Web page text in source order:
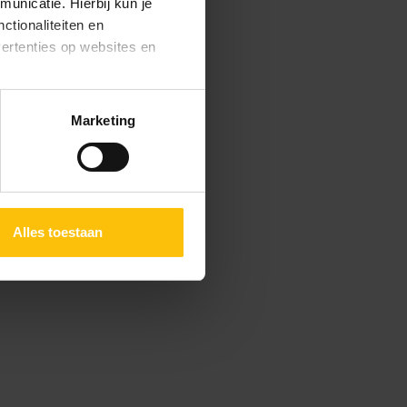
Hierbij kun je
en
op websites en
kun je specifieker
via het
cookiebeleid
Marketing
Alles toestaan